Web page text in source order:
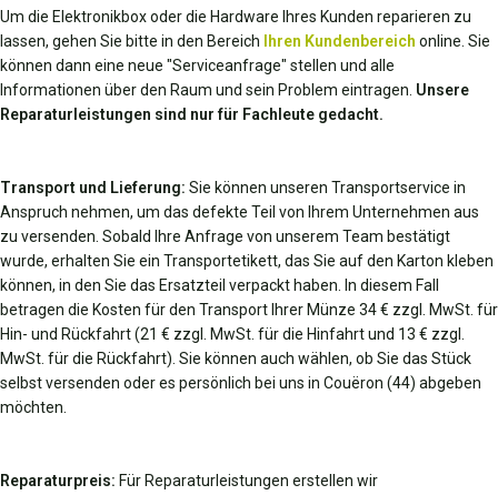
Um die Elektronikbox oder die Hardware Ihres Kunden reparieren zu
lassen, gehen Sie bitte in den Bereich
Ihren Kundenbereich online. Sie
können dann eine neue "Serviceanfrage" stellen und alle
Informationen über den Raum und sein Problem eintragen. Unsere
Reparaturleistungen sind nur für Fachleute gedacht.
Transport und Lieferung: Sie können unseren Transportservice in
Anspruch nehmen, um das defekte Teil von Ihrem Unternehmen aus
zu versenden. Sobald Ihre Anfrage von unserem Team bestätigt
wurde, erhalten Sie ein Transportetikett, das Sie auf den Karton kleben
können, in den Sie das Ersatzteil verpackt haben. In diesem Fall
betragen die Kosten für den Transport Ihrer Münze 34 € zzgl. MwSt. für
Hin- und Rückfahrt (21 € zzgl. MwSt. für die Hinfahrt und 13 € zzgl.
MwSt. für die Rückfahrt). Sie können auch wählen, ob Sie das Stück
selbst versenden oder es persönlich bei uns in Couëron (44) abgeben
möchten.
Reparaturpreis: Für Reparaturleistungen erstellen wir